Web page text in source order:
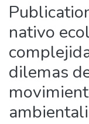
nativo
dilemas